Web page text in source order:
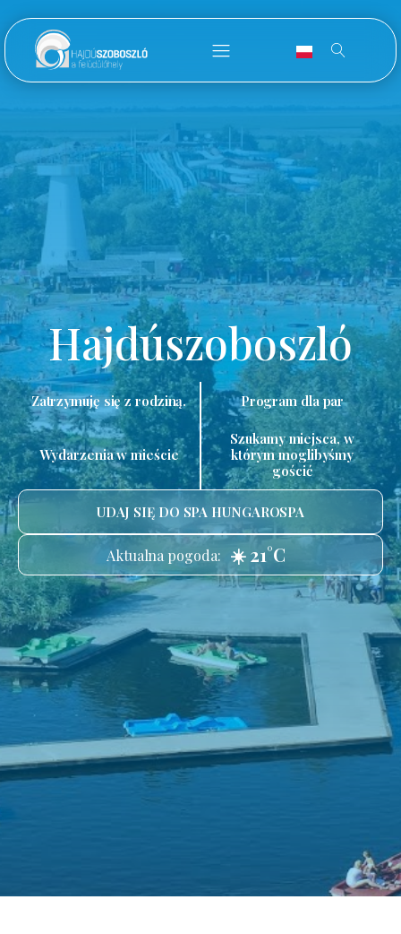
Hajdúszoboszló
Zatrzymuję się z rodziną. Program dla par
Wydarzenia w mieście
Szukamy miejsca, w
którym moglibyśmy
gościć
UDAJ SIĘ DO SPA HUNGAROSPA
Aktualna pogoda: ☀️ 21°C